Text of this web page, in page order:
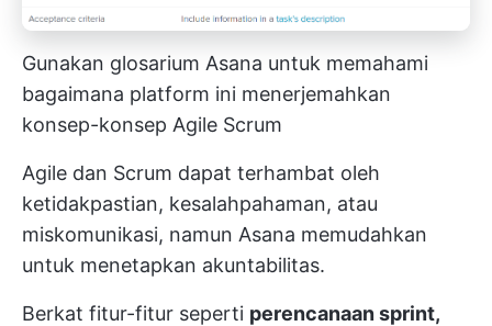
Gunakan glosarium Asana untuk memahami
bagaimana platform ini menerjemahkan
konsep-konsep Agile Scrum
Agile dan Scrum dapat terhambat oleh
ketidakpastian, kesalahpahaman, atau
miskomunikasi, namun Asana memudahkan
untuk menetapkan akuntabilitas.
Berkat fitur-fitur seperti perencanaan sprint,